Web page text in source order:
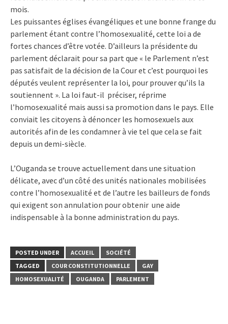
mois.
Les puissantes églises évangéliques et une bonne frange du
parlement étant contre l’homosexualité, cette loi a de
fortes chances d’être votée. D’ailleurs la présidente du
parlement déclarait pour sa part que « le Parlement n’est
pas satisfait de la décision de la Cour et c’est pourquoi les
députés veulent représenter la loi, pour prouver qu’ils la
soutiennent ». La loi faut-il préciser, réprime
l’homosexualité mais aussi sa promotion dans le pays. Elle
conviait les citoyens à dénoncer les homosexuels aux
autorités afin de les condamner à vie tel que cela se fait
depuis un demi-siècle.
L’Ouganda se trouve actuellement dans une situation
délicate, avec d’un côté des unités nationales mobilisées
contre l’homosexualité et de l’autre les bailleurs de fonds
qui exigent son annulation pour obtenir une aide
indispensable à la bonne administration du pays.
POSTED UNDER ACCUEIL
SOCIÉTÉ
TAGGED
COUR CONSTITUTIONNELLE
GAY
HOMOSEXUALITÉ
OUGANDA PARLEMENT